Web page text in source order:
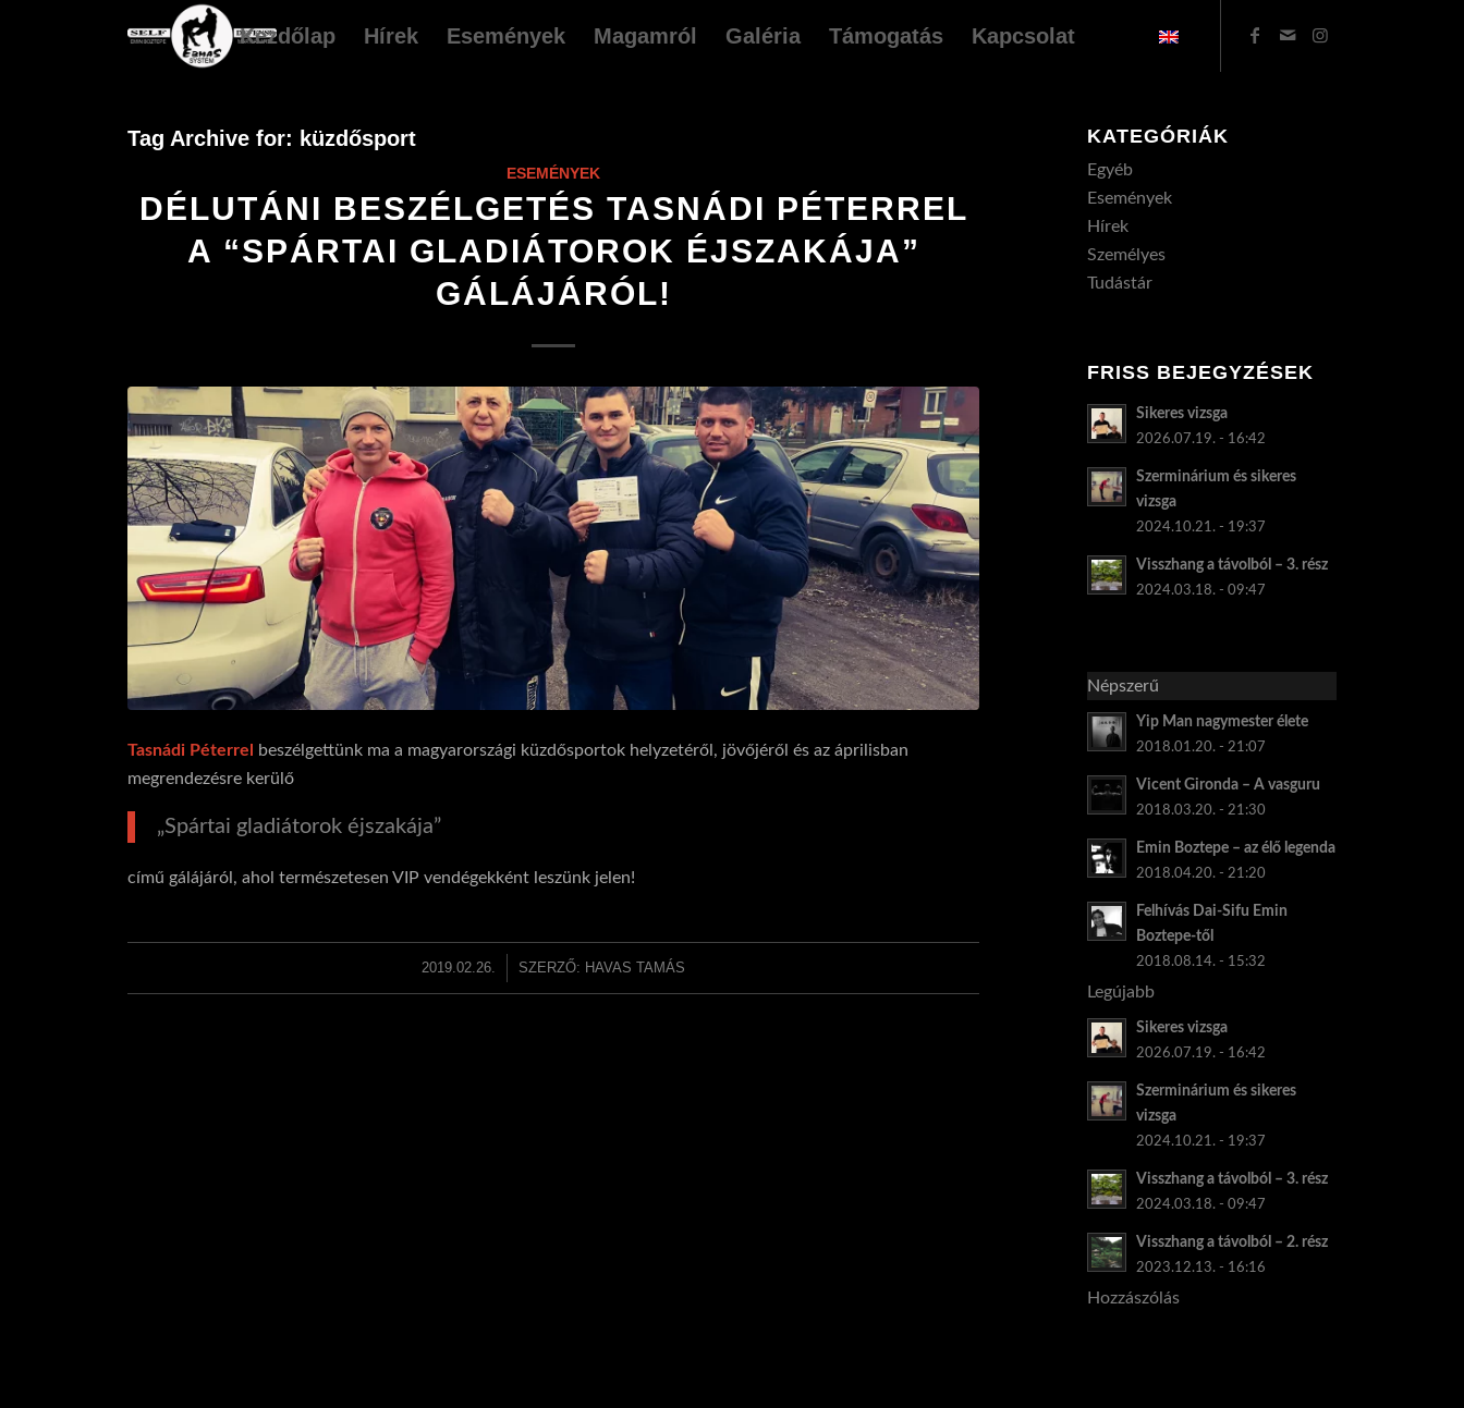
Kezdőlap Hírek Események Magamról Galéria Támogatás Kapcsolat
Tag Archive for: küzdősport
ESEMÉNYEK
DÉLUTÁNI BESZÉLGETÉS TASNÁDI PÉTERREL
A “SPÁRTAI GLADIÁTOROK ÉJSZAKÁJA”
GÁLÁJÁRÓL!
Tasnádi Péterrel
beszélgettünk ma a magyarországi küzdősportok helyzetéről, jövőjéről és az áprilisban
megrendezésre kerülő
„Spártai gladiátorok éjszakája”
című gálájáról, ahol természetesen VIP vendégekként leszünk jelen!
2019.02.26.
/ SZERZŐ: HAVAS TAMÁS
KATEGÓRIÁK
Egyéb
Események
Hírek
Személyes
Tudástár
FRISS BEJEGYZÉSEK
Sikeres vizsga
2026.07.19. - 16:42
Szerminárium és sikeres
vizsga
2024.10.21. - 19:37
Visszhang a távolból – 3. rész
2024.03.18. - 09:47
Népszerű
Yip Man nagymester élete
2018.01.20. - 21:07
Vicent Gironda – A vasguru
2018.03.20. - 21:30
Emin Boztepe – az élő legenda
2018.04.20. - 21:20
Felhívás Dai-Sifu Emin
Boztepe-től
2018.08.14. - 15:32
Legújabb
Sikeres vizsga
2026.07.19. - 16:42
Szerminárium és sikeres
vizsga
2024.10.21. - 19:37
Visszhang a távolból – 3. rész
2024.03.18. - 09:47
Visszhang a távolból – 2. rész
2023.12.13. - 16:16
Hozzászólás